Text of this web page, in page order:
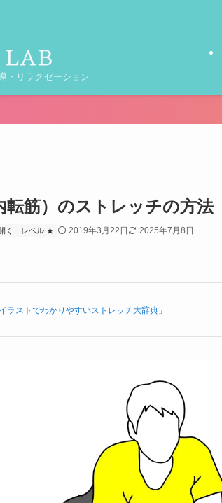
・リラクゼーション
転筋）のストレッチの方法
く レベル ★ 2019年3月22日 2025年7月8日
イラストでわかりやすいストレッチ大辞典」